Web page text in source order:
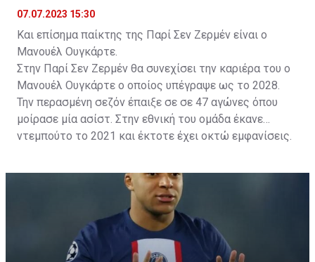
07.07.2023 15:30
Και επίσημα παίκτης της Παρί Σεν Ζερμέν είναι ο
Μανουέλ Ουγκάρτε.
Στην Παρί Σεν Ζερμέν θα συνεχίσει την καριέρα του ο
Μανουέλ Ουγκάρτε ο οποίος υπέγραψε ως το 2028.
Την περασμένη σεζόν έπαιξε σε σε 47 αγώνες όπου
μοίρασε μία ασίστ. Στην εθνική του ομάδα έκανε
ντεμπούτο το 2021 και έκτοτε έχει οκτώ εμφανίσεις.